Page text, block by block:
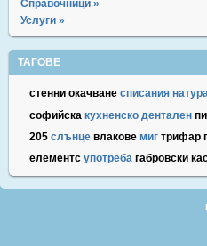
Справочници »
Услуги »
ТАГОВЕ
стенни окачване списания
софийска кухненско дентален
205 слънце влакове миг трифар
елементс употреба габровски